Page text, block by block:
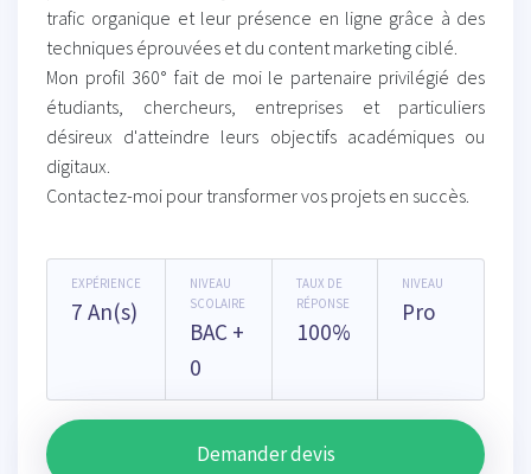
trafic organique et leur présence en ligne grâce à des
techniques éprouvées et du content marketing ciblé.
Mon profil 360° fait de moi le partenaire privilégié des
étudiants, chercheurs, entreprises et particuliers
désireux d'atteindre leurs objectifs académiques ou
digitaux.
Contactez-moi pour transformer vos projets en succès.
EXPÉRIENCE
7 An(s)
NIVEAU
SCOLAIRE
BAC +
0
TAUX DE
RÉPONSE
100%
NIVEAU
Pro
Demander devis